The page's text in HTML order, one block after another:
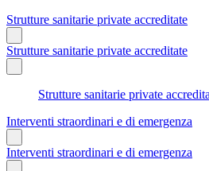
Strutture sanitarie private accreditate
Strutture sanitarie private accreditate
Strutture sanitarie private
Interventi straordinari e di emergenza
Interventi straordinari e di emergenza